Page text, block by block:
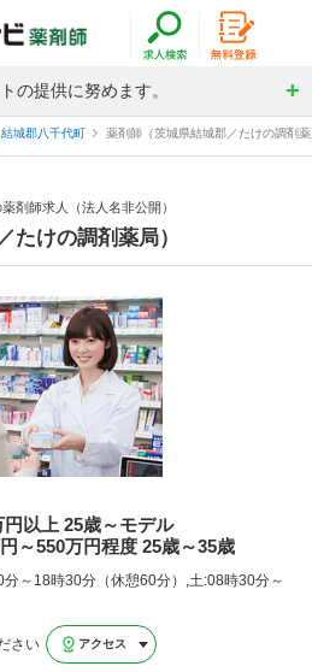
の提供に努めます。
結城郡八千代町 薬剤師（茨城県結城郡／たけの調剤
剤師求人（法人名非公開）
たけの調剤薬局）
円以上 25歳～モデル
円～550万円程度 25歳～35歳
分～18時30分（休憩60分）,土:08時30分～
さい アクセス